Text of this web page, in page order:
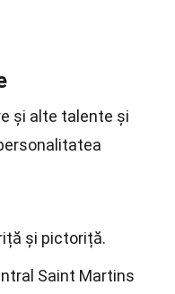
și alte talente și
și pictoriță.
Saint Martins